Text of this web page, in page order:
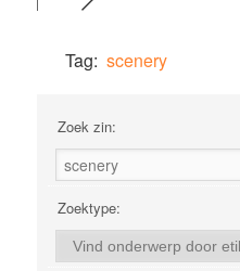
Tag:scenery
Zoek zin:
Zoektype: